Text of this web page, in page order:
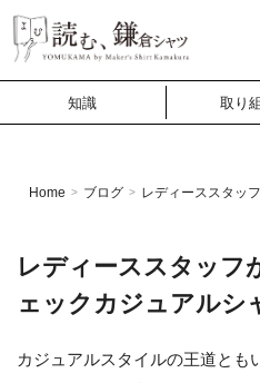
知識 取り
Home > ブログ > レディーススタッフ
レディーススタッフ
ェックカジュアルシ
カジュアルスタイルの王道とも